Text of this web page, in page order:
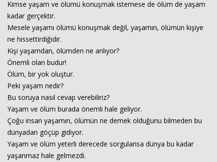
Kimse yaşam ve ölümü konuşmak istemese de ölüm de yaşam
kadar gerçektir.
Mesele yaşamı ölümü konuşmak değil, yaşamın, ölümün kişiye
ne hissettirdiğidir.
Kişi yaşamdan, ölümden ne anlıyor?
Önemli olan budur!
Ölüm, bir yok oluştur.
Peki yaşam nedir?
Bu soruya nasıl cevap verebiliriz?
Yaşam ve ölüm burada önemli hale geliyor.
Çoğu insan yaşamın, ölümün ne demek olduğunu bilmeden bu
dünyadan göçüp gidiyor.
Yaşam ve ölüm yeterli derecede sorgulansa dünya bu kadar
yaşanmaz hale gelmezdi.